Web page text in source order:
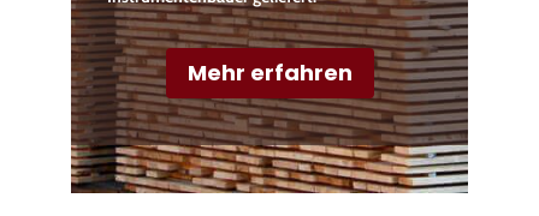
Mehr erfahren